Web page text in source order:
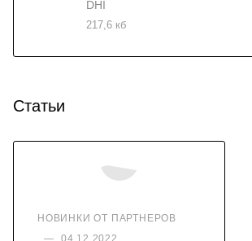
DHI
217,6 кб
Статьи
НОВИНКИ ОТ ПАРТНЕРОВ
—
04.12.2022